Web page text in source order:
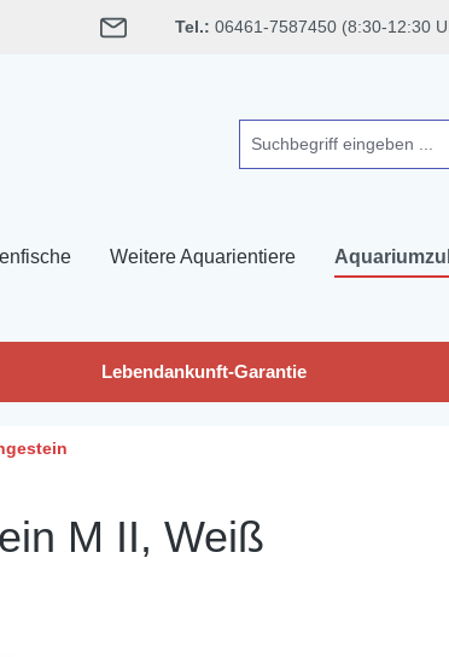
Tel.: 06461-7587450 (8:30-12:30
Weitere Aquarientiere
Lebendankunft-Garantie
M II, Weiß